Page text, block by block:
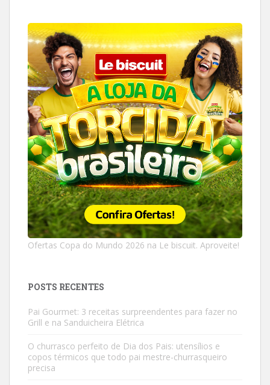
Ofertas Copa do Mundo 2026 na Le biscuit. Aproveite!
POSTS RECENTES
Pai Gourmet: 3 receitas surpreendentes para fazer no
Grill e na Sanduicheira Elétrica
O churrasco perfeito de Dia dos Pais: utensílios e
copos térmicos que todo pai mestre-churrasqueiro
precisa